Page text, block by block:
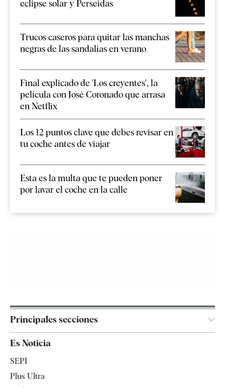
eclipse solar y Perseidas
Trucos caseros para quitar las manchas
negras de las sandalias en verano
Final explicado de 'Los creyentes', la
película con José Coronado que arrasa
en Netflix
Los 12 puntos clave que debes revisar en
tu coche antes de viajar
Esta es la multa que te pueden poner
por lavar el coche en la calle
Principales secciones
España
Es Noticia
SEPI
Plus Ultra